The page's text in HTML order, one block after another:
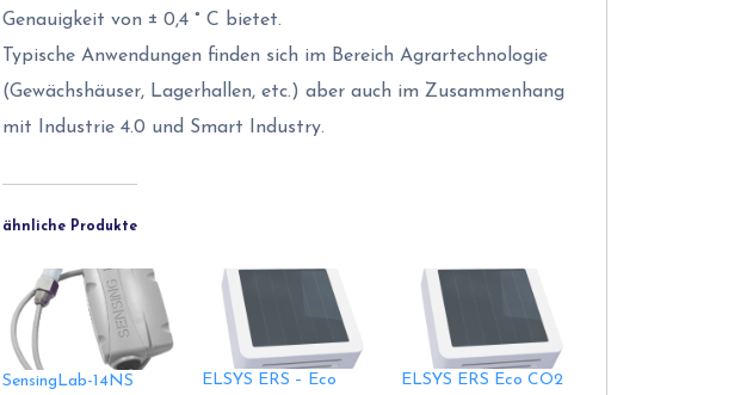
Genauigkeit von ± 0,4 ° C bietet.
Typische Anwendungen finden sich im Bereich Agrartechnologie
(Gewächshäuser, Lagerhallen, etc.) aber auch im Zusammenhang
mit Industrie 4.0 und Smart Industry.
ähnliche Produkte
SensingLab-14NS ELSYS ERS – Eco ELSYS ERS Eco CO2